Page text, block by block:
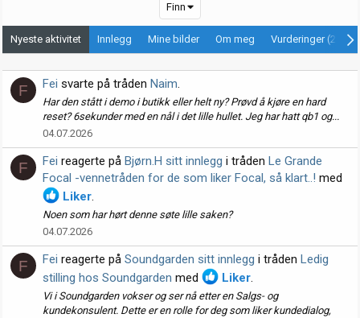
Finn
Nyeste aktivitet Innlegg Mine bilder Om meg Vurderinger (2)
F Fei svarte på tråden Naim.
Har den stått i demo i butikk eller helt ny? Prøvd å kjøre en hard
reset? 6sekunder med en nål i det lille hullet. Jeg har hatt qb1 og...
04.07.2026
F Fei reagerte på Bjørn.H sitt innlegg i tråden Le Grande
Focal -vennetråden for de som liker Focal, så klart..! med
Liker.
Noen som har hørt denne søte lille saken?
04.07.2026
F Fei reagerte på Soundgarden sitt innlegg i tråden Ledig
stilling hos Soundgarden med Liker.
Vi i Soundgarden vokser og ser nå etter en Salgs- og
kundekonsulent. Dette er en rolle for deg som liker kundedialog,